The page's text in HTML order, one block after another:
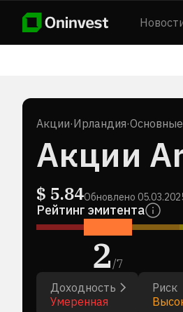
Акции·Ирландия·
Акции
$ 5.84Обновлено
Рейтинг эмитента
2/7
Доходность
Умеренная
Риск